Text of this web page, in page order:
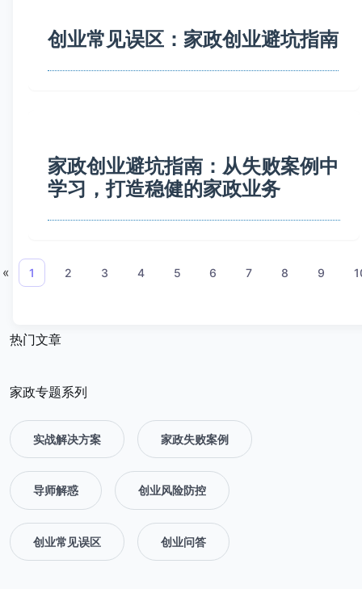
创业常见误区：家政创业避坑指南
家政创业避坑指南：从失败案例中
学习，打造稳健的家政业务
« 1 2 3 4 5 6 7 8 9
热门文章
家政专题系列
实战解决方案 家政失败案例
导师解惑 创业风险防控
创业常见误区 创业问答